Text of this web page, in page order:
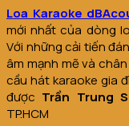
Loa Karaoke
mới nhất của dòng
Với những cải tiến
âm mạnh mẽ và
cầu hát karaoke gia
được Trần Trung
TP.HCM